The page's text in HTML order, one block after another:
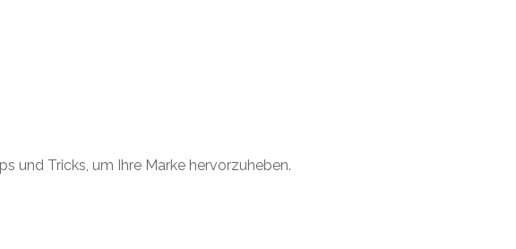
und Tricks, um Ihre Marke hervorzuheben.